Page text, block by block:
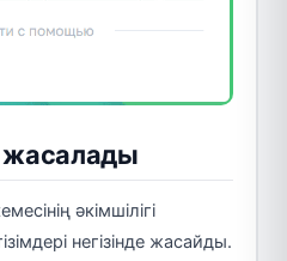
жасалады
әкімшілігі
негізінде жасайды.